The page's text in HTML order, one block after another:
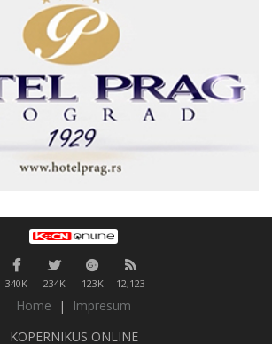
340K 234K 123K 12,123
Home |
Impresum
KOPERNIKUS ONLINE